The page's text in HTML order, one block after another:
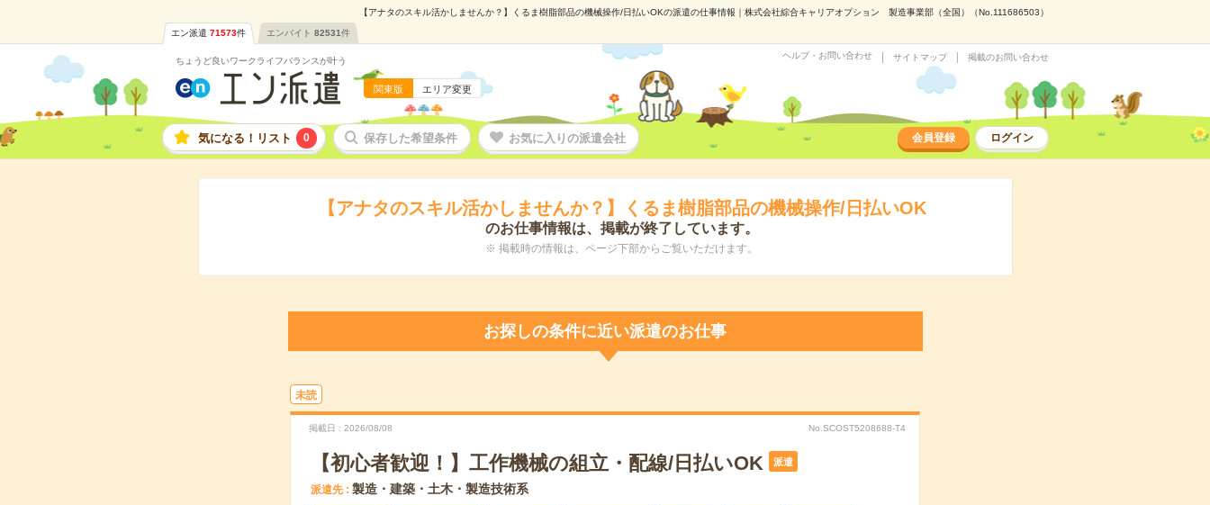
【アナタのスキル活かしませんか？】くるま樹脂部品の機械操作/日払いOKの派遣の仕事情報｜株式会社綜合キャリアオプション 製造事業部（全国）（No.111686503）
エン派遣 71573件 エンバイト 82531件
ちょうど良いワークライフバランスが叶う
関東版 エリア変更
ヘルプ・お問い合わせ サイトマップ 掲載のお問い合わせ
気になる！リスト 0 保存した希望条件 お気に入りの派遣会社 会員登録 ログイン
【アナタのスキル活かしませんか？】くるま樹脂部品の機械操作/日払いOK
のお仕事情報は、掲載が終了しています。
※ 掲載時の情報は、ページ下部からご覧いただけます。
お探しの条件に近い派遣のお仕事
未読
掲載日 2026/08/08 No.SCOST5208688-T4
【初心者歓迎！】工作機械の組立・配線/日払いOK 派遣
派遣先 製造・建築・土木・製造技術系